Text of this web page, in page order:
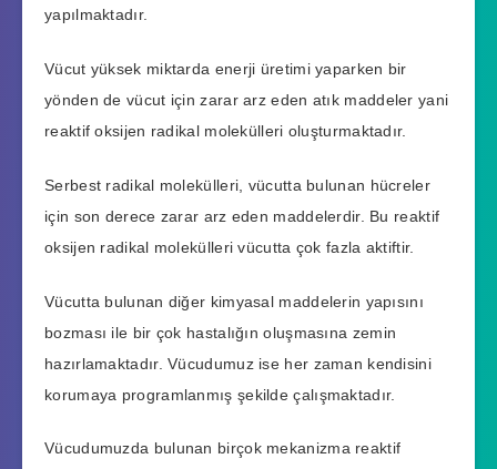
yapılmaktadır.
Vücut yüksek miktarda enerji üretimi yaparken bir
yönden de vücut için zarar arz eden atık maddeler yani
reaktif oksijen radikal molekülleri oluşturmaktadır.
Serbest radikal molekülleri, vücutta bulunan hücreler
için son derece zarar arz eden maddelerdir. Bu reaktif
oksijen radikal molekülleri vücutta çok fazla aktiftir.
Vücutta bulunan diğer kimyasal maddelerin yapısını
bozması ile bir çok hastalığın oluşmasına zemin
hazırlamaktadır. Vücudumuz ise her zaman kendisini
korumaya programlanmış şekilde çalışmaktadır.
Vücudumuzda bulunan birçok mekanizma reaktif